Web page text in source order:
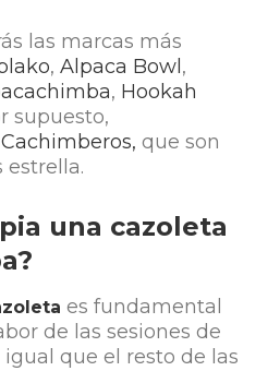
las marcas más
, Alpaca Bowl,
, Hookah
supuesto,
que son
estrella.
una cazoleta
es fundamental
de las sesiones de
que el resto de las